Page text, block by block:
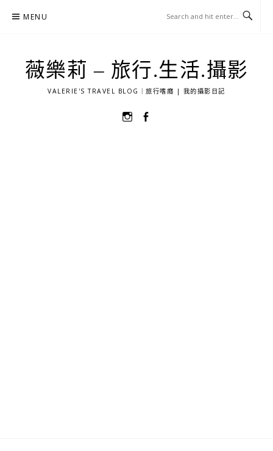
MENU
薇樂莉 – 旅行.生活.攝影
VALERIE'S TRAVEL BLOG｜旅行嗜癮 | 我的攝影日記
選